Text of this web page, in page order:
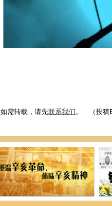
如需转载，请先联系我们。 （投稿